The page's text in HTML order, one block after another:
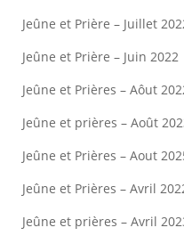
Jeûne et Prière – Juillet
Jeûne et Prière – Juin 2022
Jeûne et Prières – Aôut
Jeûne et prières – Août
Jeûne et Prières – Aout
Jeûne et Prières – Avril
Jeûne et prières – Avril